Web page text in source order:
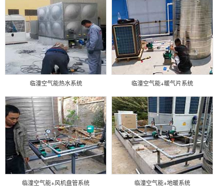
临潼空气能热水系统 临潼空气能+暖气片系统
临潼空气能+风机盘管系统 临潼空气能+地暖系统